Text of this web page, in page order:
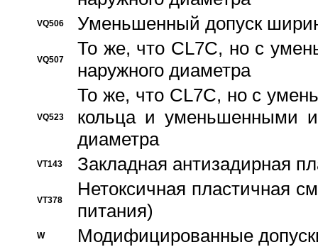
VQ506 Уменьшенный допуск
VQ507
То же, что CL7C, но с
наружного диаметра
VQ523
То же, что CL7C, но с
кольца и уменьшенными
диаметра
VT143 Закладная антизадирная
VT378
Нетоксичная пластичная
питания)
W
Модифицированные